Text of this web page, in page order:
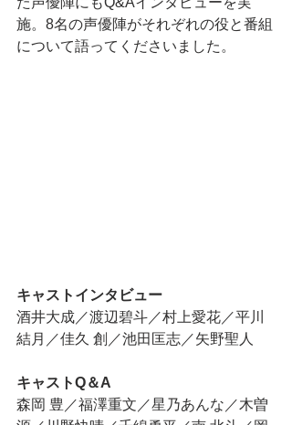
施。8名の声優陣がそれぞれの役と番組
について語ってくださいました。
キャストインタビュー
酒井大成／渡辺碧斗／村上愛花／平川
結月／佳久 創／池田匡志／矢野聖人
キャストQ＆A
森岡 豊／福澤重文／星乃あんな／木曽